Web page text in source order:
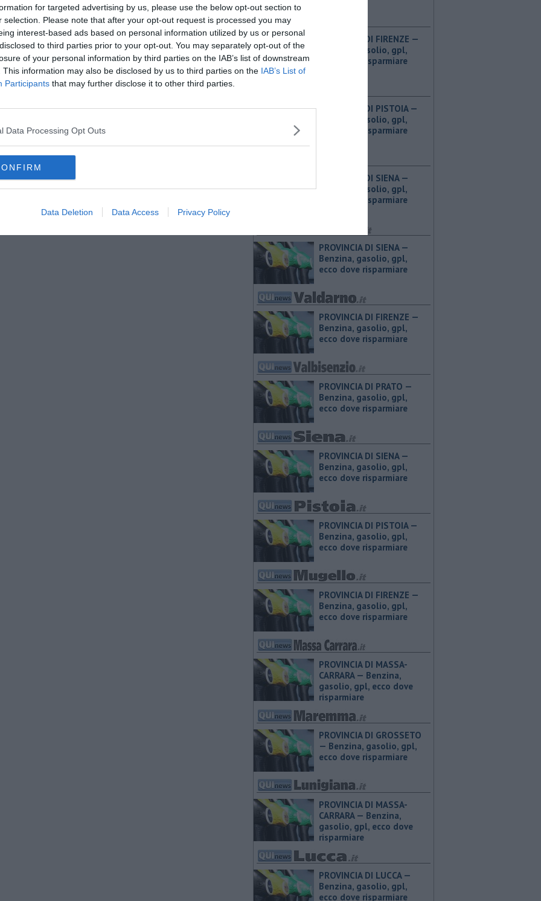
for targeted advertising by us, please use the below opt-out section to
selection. Please note that after your opt-out request is processed you may
interest-based ads based on personal information utilized by us or personal
to third parties prior to your opt-out. You may separately opt-out of the
of your personal information by third parties on the IAB’s list of downstream
This information may also be disclosed by us to third parties on the IAB’s List of
Participants that may further disclose it to other third parties.
Data Processing Opt Outs
Data Deletion Data Access Privacy Policy
PROVINCIA DI FIRENZE — ​
Benzina, gasolio, gpl,
ecco dove risparmiare
PROVINCIA DI PISTOIA — ​
Benzina, gasolio, gpl,
ecco dove risparmiare
PROVINCIA DI SIENA — ​
Benzina, gasolio, gpl,
ecco dove risparmiare
PROVINCIA DI SIENA — ​
Benzina, gasolio, gpl,
ecco dove risparmiare
PROVINCIA DI FIRENZE — ​
Benzina, gasolio, gpl,
ecco dove risparmiare
PROVINCIA DI PRATO — ​
Benzina, gasolio, gpl,
ecco dove risparmiare
PROVINCIA DI SIENA — ​
Benzina, gasolio, gpl,
ecco dove risparmiare
PROVINCIA DI PISTOIA — ​
Benzina, gasolio, gpl,
ecco dove risparmiare
PROVINCIA DI FIRENZE — ​
Benzina, gasolio, gpl,
ecco dove risparmiare
PROVINCIA DI MASSA-
CARRARA — ​Benzina,
gasolio, gpl, ecco dove
risparmiare
PROVINCIA DI GROSSETO
— ​Benzina, gasolio, gpl,
ecco dove risparmiare
PROVINCIA DI MASSA-
CARRARA — ​Benzina,
gasolio, gpl, ecco dove
risparmiare
PROVINCIA DI LUCCA — ​
Benzina, gasolio, gpl,
ecco dove risparmiare